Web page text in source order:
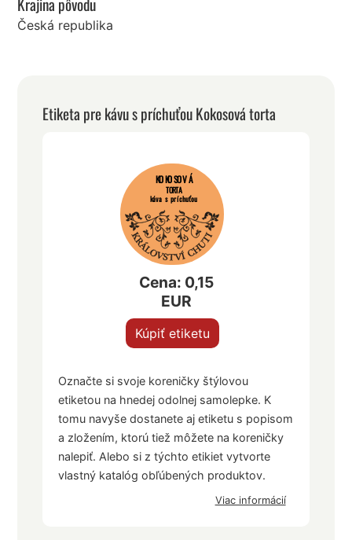
Česká republika
Etiketa pre kávu s príchuťou Kokosová torta
KOKOSOVÁ
TORTA
káva s príchuťou
Cena: 0,15
EUR
Kúpiť etiketu
Označte si svoje koreničky štýlovou
etiketou na hnedej odolnej samolepke. K
tomu navyše dostanete aj etiketu s popisom
a zložením, ktorú tiež môžete na koreničky
nalepiť. Alebo si z týchto etikiet vytvorte
vlastný katalóg obľúbených produktov.
Viac informácií